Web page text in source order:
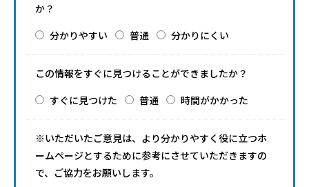
か？
分かりやすい
普通 分かりにくい
この情報をすぐに見つけることができましたか？
すぐに見つけた
普通 時間がかかった
※いただいたご意見は、より分かりやすく役に立つホ
ームページとするために参考にさせていただきますの
で、ご協力をお願いします。